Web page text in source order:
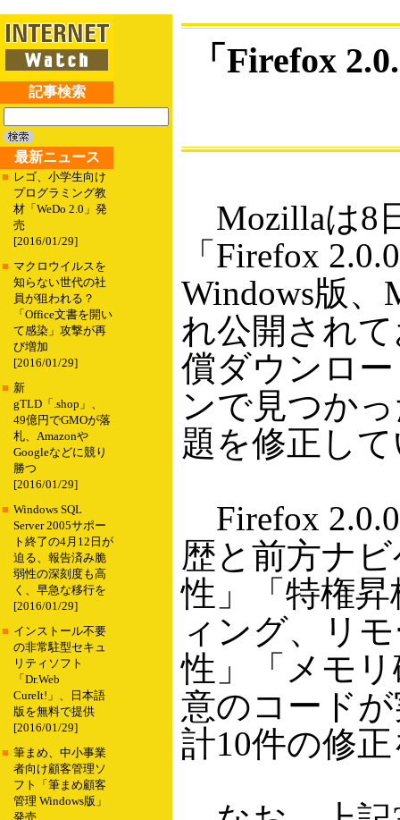
記事検索
最新ニュース
■ レゴ、小学生向け
プログラミング教
材「WeDo 2.0」発
売
[2016/01/29]
■ マクロウイルスを
知らない世代の社
員が狙われる？
「Office文書を開い
て感染」攻撃が再
び増加
[2016/01/29]
■ 新
gTLD「.shop」、
49億円でGMOが落
札、Amazonや
Googleなどに競り
勝つ
[2016/01/29]
■ Windows SQL
Server 2005サポー
ト終了の4月12日が
迫る、報告済み脆
弱性の深刻度も高
く、早急な移行を
[2016/01/29]
■ インストール不要
の非常駐型セキュ
リティソフト
「Dr.Web
CureIt!」、日本語
版を無料で提供
[2016/01/29]
■ 筆まめ、中小事業
者向け顧客管理ソ
フト「筆まめ顧客
管理 Windows版」
発売
「Firefox
Mozillaは8
「Firefox
Windows版、
れ公開され
償ダウンロ
ンで見つか
題を修正し
Firefox
歴と前方ナ
性」「特権
ィング、リ
性」「メモ
意のコード
計10件の修